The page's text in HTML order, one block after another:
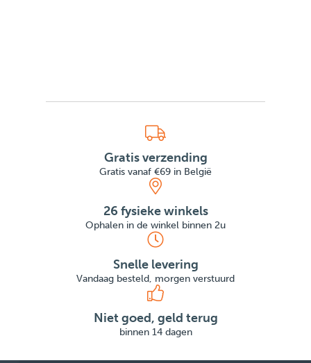
Gratis verzending
Gratis vanaf €69 in België
26 fysieke winkels
Ophalen in de winkel binnen 2u
Snelle levering
Vandaag besteld, morgen verstuurd
Niet goed, geld terug
binnen 14 dagen